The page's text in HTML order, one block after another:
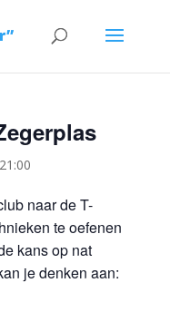
21:00
naar de T-
te oefenen
kans op nat
je denken aan: